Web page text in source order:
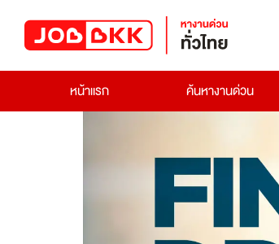
หน้าแรก
ค้นหางานด่วน